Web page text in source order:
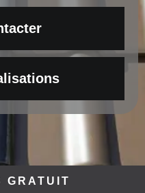
GRATUIT